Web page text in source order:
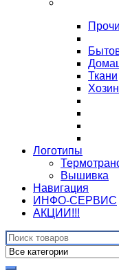
Ткани
Логотипы
Вышивка
Навигация
ИНФО-СЕРВИС
АКЦИИ!!!
Search
for: